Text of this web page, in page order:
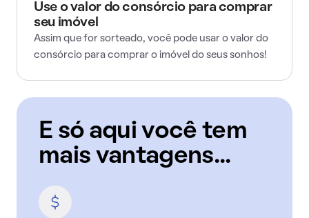
Use o valor do consórcio para comprar
seu imóvel
Assim que for sorteado, você pode usar o valor do
consórcio para comprar o imóvel do seus sonhos!
E só aqui você tem
mais vantagens...